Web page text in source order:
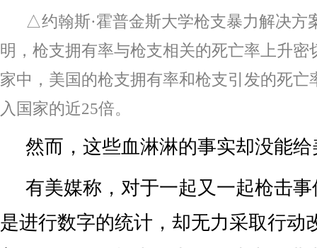
△约翰斯·霍普金斯大学枪支暴力解决方
明，枪支拥有率与枪支相关的死亡率上升密
家中，美国的枪支拥有率和枪支引发的死亡
入国家的近25倍。
然而，这些血淋淋的事实却没能
有美媒称，对于一起又一起枪击
是进行数字的统计，却无力采取行动